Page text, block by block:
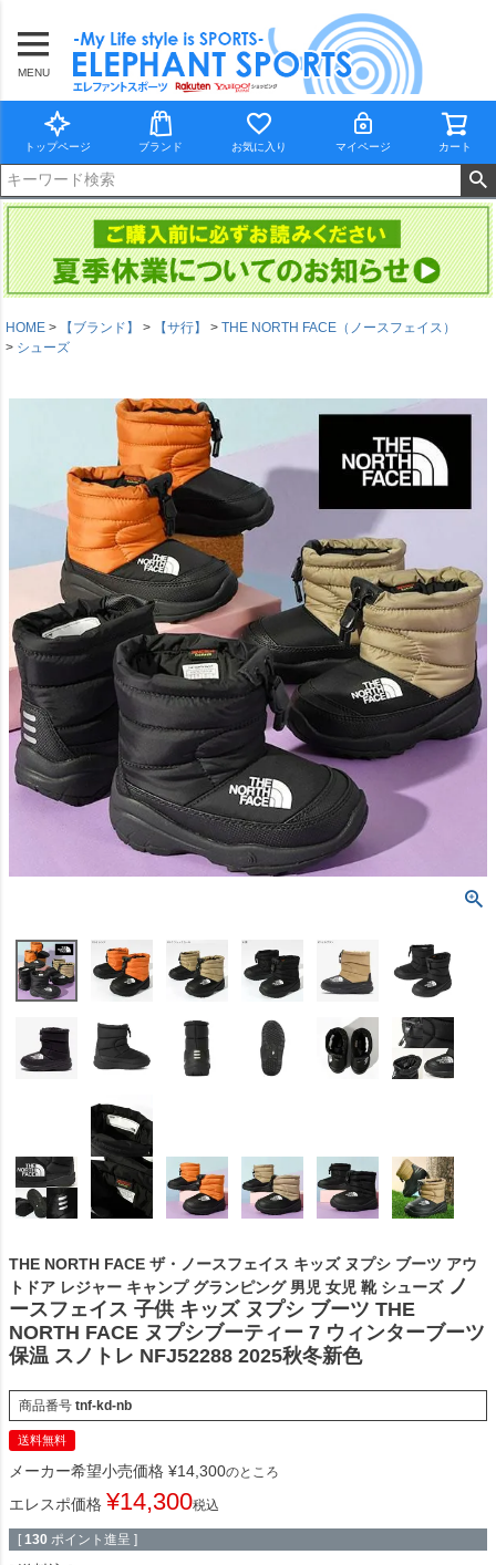
MENU
トップページ ブランド お気に入り マイページ カート
HOME 【ブランド】 【サ行】
THE NORTH FACE（ノースフェイス）
シューズ
THE NORTH FACE ザ・ノースフェイス キッズ ヌプシ ブーツ アウ
トドア レジャー キャンプ グランピング 男児 女児 靴 シューズ ノ
ースフェイス 子供 キッズ ヌプシ ブーツ THE
NORTH FACE ヌプシブーティー 7 ウィンターブーツ
保温 スノトレ NFJ52288 2025秋冬新色
商品番号 tnf-kd-nb
送料無料
メーカー希望小売価格 ¥14,300のところ
エレスポ価格 ¥14,300税込
[ 130 ポイント進呈 ]